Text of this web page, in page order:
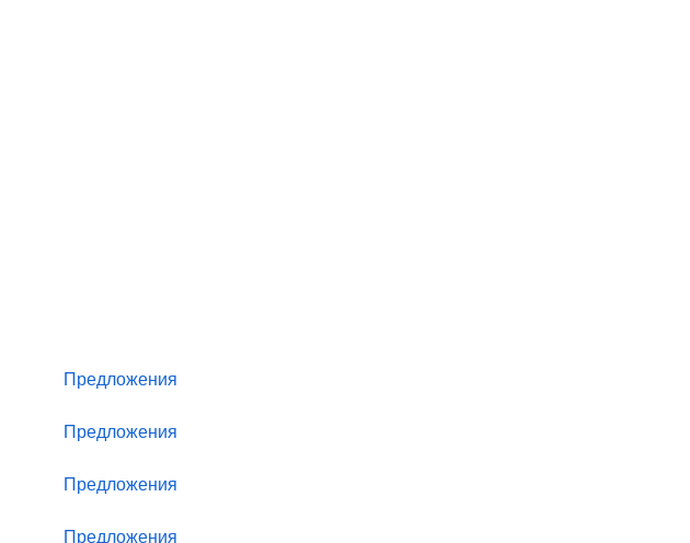
Предложения
Предложения
Предложения
Предложения